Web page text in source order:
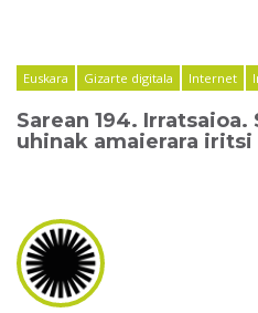
Euskara Gizarte digitala Internet
Sarean 194.
uhinak amaierara iritsi